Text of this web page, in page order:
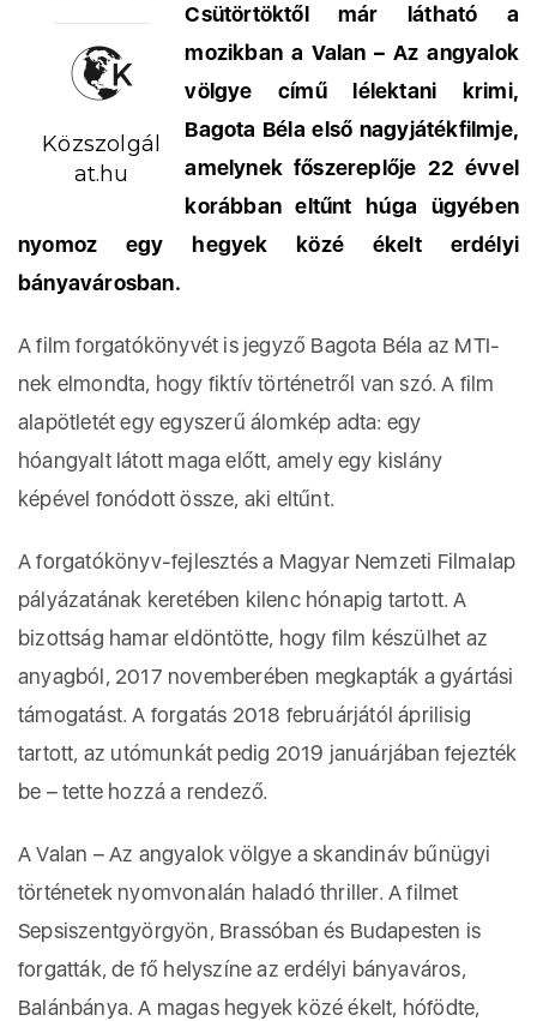
Közszolgál
at.hu
Csütörtöktől már látható a
mozikban a Valan – Az angyalok
völgye című lélektani krimi,
Bagota Béla első nagyjátékfilmje,
amelynek főszereplője 22 évvel
korábban eltűnt húga ügyében
nyomoz egy hegyek közé ékelt erdélyi
bányavárosban.
A film forgatókönyvét is jegyző Bagota Béla az MTI-
nek elmondta, hogy fiktív történetről van szó. A film
alapötletét egy egyszerű álomkép adta: egy
hóangyalt látott maga előtt, amely egy kislány
képével fonódott össze, aki eltűnt.
A forgatókönyv-fejlesztés a Magyar Nemzeti Filmalap
pályázatának keretében kilenc hónapig tartott. A
bizottság hamar eldöntötte, hogy film készülhet az
anyagból, 2017 novemberében megkapták a gyártási
támogatást. A forgatás 2018 februárjától áprilisig
tartott, az utómunkát pedig 2019 januárjában fejezték
be – tette hozzá a rendező.
A Valan – Az angyalok völgye a skandináv bűnügyi
történetek nyomvonalán haladó thriller. A filmet
Sepsiszentgyörgyön, Brassóban és Budapesten is
forgatták, de fő helyszíne az erdélyi bányaváros,
Balánbánya. A magas hegyek közé ékelt, hófödte,